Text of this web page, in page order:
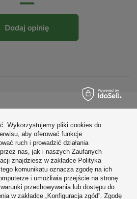
Dodaj opinię
ceny brutto (z VAT).
Wykorzystujemy pliki cookies do
aby oferować funkcje
ruch i prowadzić działania
nas, jak i naszych Zaufanych
znajdziesz w zakładce Polityka
komunikatu oznacza zgodę na ich
i umożliwia przejście na stronę
przechowywania lub dostępu do
w zakładce „Konfiguracja zgód”. Zgodę